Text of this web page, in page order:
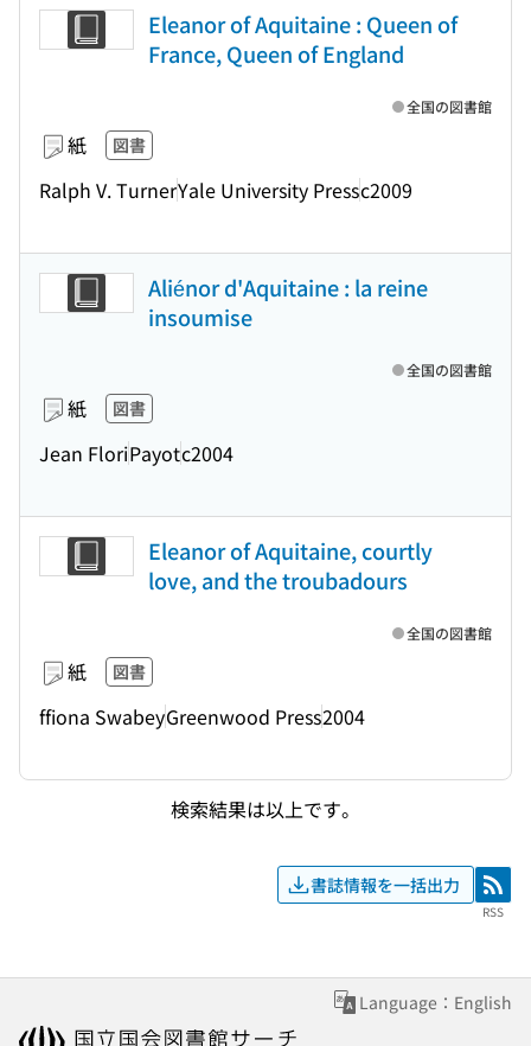
Eleanor of Aquitaine : Queen of
France, Queen of England
紙 図書
Ralph V. TurnerYale University Pressc2009
全国の図書館
Aliénor d'Aquitaine : la reine
insoumise
紙 図書
Jean FloriPayotc2004
全国の図書館
Eleanor of Aquitaine, courtly
love, and the troubadours
紙 図書
ffiona SwabeyGreenwood Press2004
全国の図書館
検索結果は以上です。
書誌情報を一括出力 RSS
RSS
Language：English